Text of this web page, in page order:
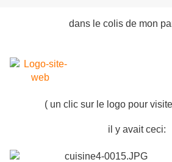
dans le colis de mon
( un clic sur le logo pour
il y avait ceci: